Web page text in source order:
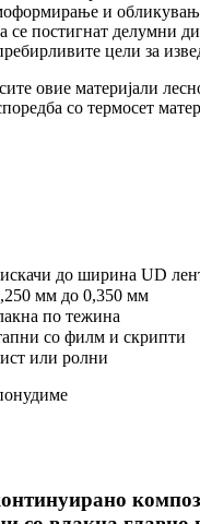
и
се постигнат делумни
цели за
овие материјали
со термосет
до ширина UD
мм до 0,350 мм
по тежина
со филм и скрипти
или ролни